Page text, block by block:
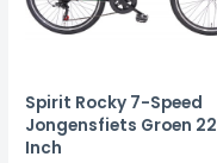
Spirit Rocky 7-Speed
Jongensfiets Groen 22
Inch